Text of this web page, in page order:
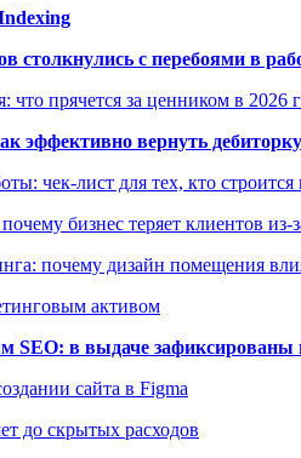
столкнулись с перебоями в
прячется за ценником в 2026
эффективно вернуть
чек-лист для тех, кто строится
бизнес теряет клиентов из-
почему дизайн помещения
активом
SEO: в выдаче
сайта в Figma
до скрытых расходов